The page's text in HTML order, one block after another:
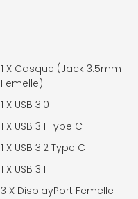
1 X Casque (Jack 3.5mm
Femelle)
1 X USB 3.0
1 X USB 3.1 Type C
1 X USB 3.2 Type C
1 X USB 3.1
3 X DisplayPort Femelle